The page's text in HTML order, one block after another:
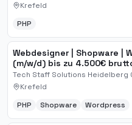
Krefeld
PHP
Webdesigner | Shopware |
(m/w/d) bis zu 4.500€
Tech Staff Solutions Heidelberg
Krefeld
PHP Shopware Wordpress